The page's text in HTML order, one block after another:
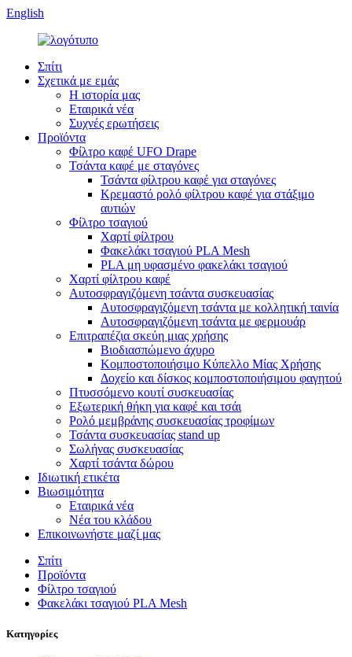
English
Σπίτι
Σχετικά με εμάς
Η ιστορία μας
Εταιρικά νέα
Συχνές ερωτήσεις
Προϊόντα
Φίλτρο καφέ UFO Drape
Τσάντα καφέ με σταγόνες
Τσάντα φίλτρου καφέ για σταγόνες
Κρεμαστό ρολό φίλτρου καφέ για στάξιμο
αυτιών
Φίλτρο τσαγιού
Χαρτί φίλτρου
Φακελάκι τσαγιού PLA Mesh
PLA μη υφασμένο φακελάκι τσαγιού
Χαρτί φίλτρου καφέ
Αυτοσφραγιζόμενη τσάντα συσκευασίας
Αυτοσφραγιζόμενη τσάντα με κολλητική ταινία
Αυτοσφραγιζόμενη τσάντα με φερμουάρ
Επιτραπέζια σκεύη μιας χρήσης
Βιοδιασπώμενο άχυρο
Κομποστοποιήσιμο Κύπελλο Μίας Χρήσης
Δοχείο και δίσκος κομποστοποιήσιμου φαγητού
Πτυσσόμενο κουτί συσκευασίας
Εξωτερική θήκη για καφέ και τσάι
Ρολό μεμβράνης συσκευασίας τροφίμων
Τσάντα συσκευασίας stand up
Σωλήνας συσκευασίας
Χαρτί τσάντα δώρου
Ιδιωτική ετικέτα
Βιωσιμότητα
Εταιρικά νέα
Νέα του κλάδου
Επικοινωνήστε μαζί μας
Σπίτι
Προϊόντα
Φίλτρο τσαγιού
Φακελάκι τσαγιού PLA Mesh
Κατηγορίες